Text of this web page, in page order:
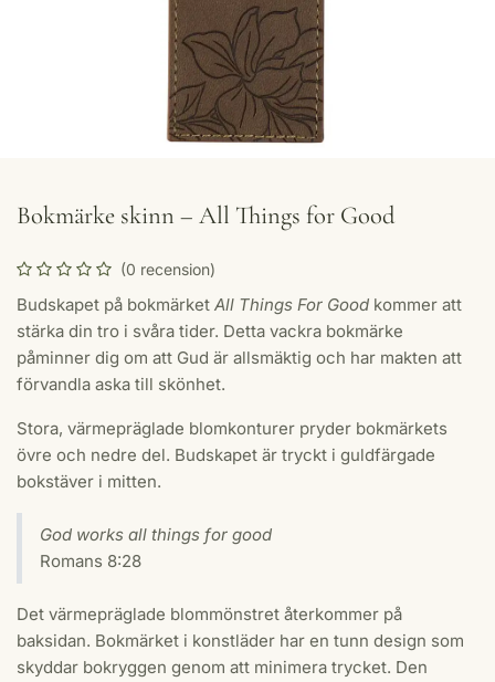
Bokmärke skinn – All Things for Good
(0 recension)
Budskapet på bokmärket All Things For Good kommer att
stärka din tro i svåra tider. Detta vackra bokmärke
påminner dig om att Gud är allsmäktig och har makten att
förvandla aska till skönhet.
Stora, värmepräglade blomkonturer pryder bokmärkets
övre och nedre del. Budskapet är tryckt i guldfärgade
bokstäver i mitten.
God works all things for good
Romans 8:28
Det värmepräglade blommönstret återkommer på
baksidan. Bokmärket i konstläder har en tunn design som
skyddar bokryggen genom att minimera trycket. Den